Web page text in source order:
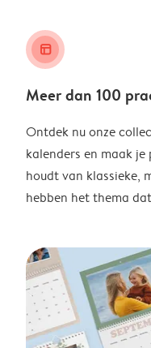
layout_alt
Meer dan 100
Ontdek nu onze
kalenders en maak
houdt van klassieke,
hebben het thema